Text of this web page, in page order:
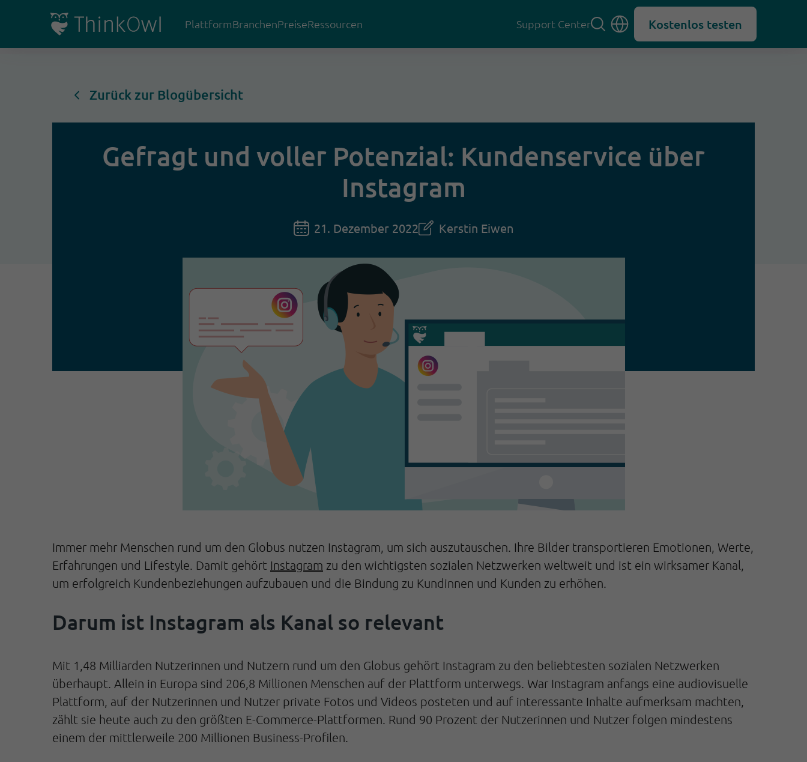
PlattformBranchenPreiseRessourcen Support Center Kostenlos testen
Zurück zur Blogübersicht
Gefragt und voller Potenzial: Kundenservice über
Instagram
21. Dezember 2022 Kerstin Eiwen
Immer mehr Menschen rund um den Globus nutzen Instagram, um sich auszutauschen. Ihre Bilder transportieren Emotionen, Werte,
Erfahrungen und Lifestyle. Damit gehört Instagram zu den wichtigsten sozialen Netzwerken weltweit und ist ein wirksamer Kanal,
um erfolgreich Kundenbeziehungen aufzubauen und die Bindung zu Kundinnen und Kunden zu erhöhen.
Darum ist Instagram als Kanal so relevant
Mit 1,48 Milliarden Nutzerinnen und Nutzern rund um den Globus gehört Instagram zu den beliebtesten sozialen Netzwerken
überhaupt. Allein in Europa sind 206,8 Millionen Menschen auf der Plattform unterwegs. War Instagram anfangs eine audiovisuelle
Plattform, auf der Nutzerinnen und Nutzer private Fotos und Videos posteten und auf interessante Inhalte aufmerksam machten,
zählt sie heute auch zu den größten E-Commerce-Plattformen. Rund 90 Prozent der Nutzerinnen und Nutzer folgen mindestens
einem der mittlerweile 200 Millionen Business-Profilen.